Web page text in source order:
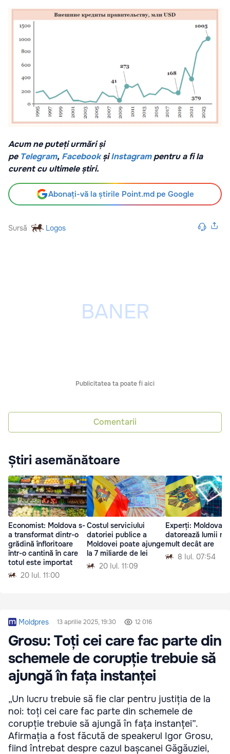
Acum ne puteți urmări și
pe Telegram, Facebook șiInstagrampentru a fi la
curent cu ultimele știri.
Abonați-vă la știrile Point.md pe Google
Sursă Logos
Publicitatea ta poate fi aici
Comentarii
Știri asemănătoare
Economist: Moldova s-
a transformat dintr-o
grădină înfloritoare
într-o cantină în care
totul este importat
20 Iul. 11:00
Costul serviciului
datoriei publice a
Moldovei poate ajunge
la 7 miliarde de lei
20 Iul. 11:09
Experți: Moldova
datorează lumii
mult decât are
8 Iul. 07:54
Moldpres 13 aprilie 2025, 19:30 12 016
Grosu: Toți cei care fac parte din
schemele de corupție trebuie să
ajungă în fața instanței
„Un lucru trebuie să fie clar pentru justiția de la
noi: toți cei care fac parte din schemele de
corupție trebuie să ajungă în fața instanței”.
Afirmația a fost făcută de speakerul Igor Grosu,
fiind întrebat despre cazul bașcanei Găgăuziei,